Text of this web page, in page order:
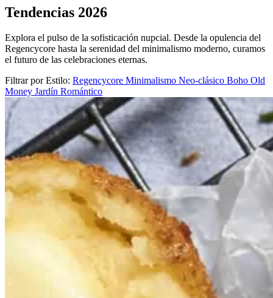
Tendencias 2026
Explora el pulso de la sofisticación nupcial. Desde la opulencia del
Regencycore hasta la serenidad del minimalismo moderno, curamos
el futuro de las celebraciones eternas.
Filtrar por Estilo: Regencycore Minimalismo Neo-clásico Boho Old
Money Jardín Romántico